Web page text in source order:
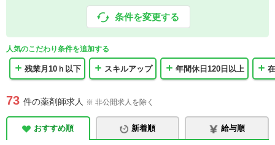
条件を変更する
人気のこだわり条件を追加する
残業月10ｈ以下 スキルアップ 年間休日120日以上
73 件の薬剤師求人 ※ 非公開求人を除く
おすすめ順 新着順 給与順